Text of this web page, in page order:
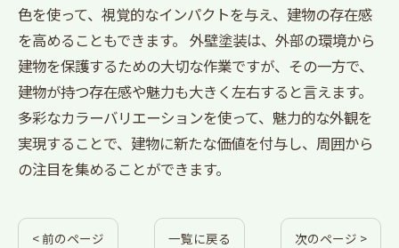
色を使って、視覚的なインパクトを与え、建物の存在感
を高めることもできます。 外壁塗装は、外部の環境から
建物を保護するための大切な作業ですが、その一方で、
建物が持つ存在感や魅力も大きく左右すると言えます。
多彩なカラーバリエーションを使って、魅力的な外観を
実現することで、建物に新たな価値を付与し、周囲から
の注目を集めることができます。
< 前のページ 一覧に戻る 次のページ >